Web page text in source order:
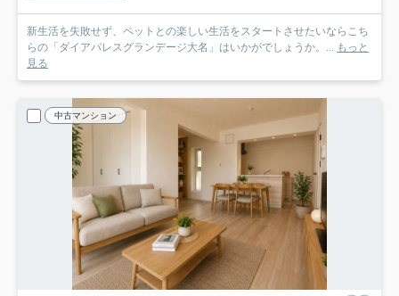
新生活を失敗せず、ペットとの楽しい生活をスタートさせたいならこち
らの「ダイアパレスグランデージ大名」はいかがでしょうか。...
もっと
見る
中古マンション